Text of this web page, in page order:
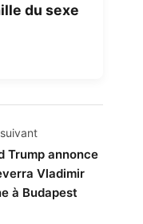
du sexe
Trump annonce
Vladimir
à Budapest